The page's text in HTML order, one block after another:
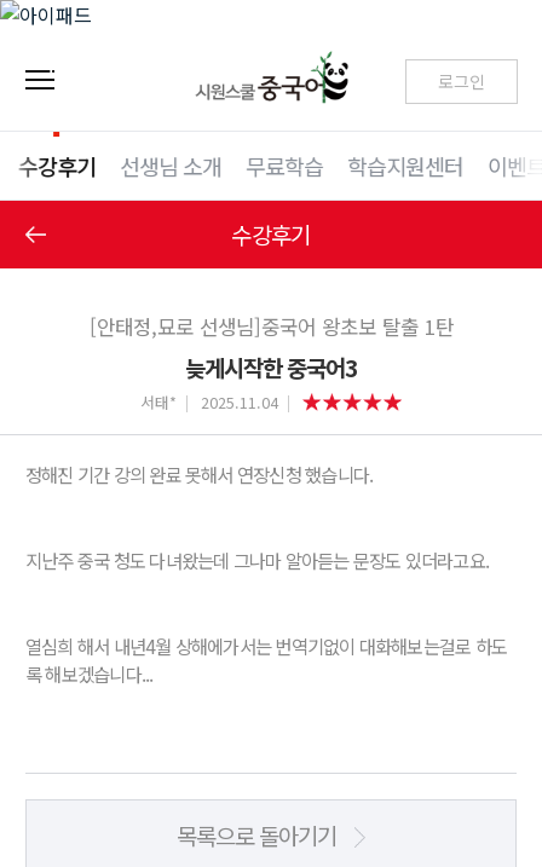
로그인
수강후기 선생님 소개 무료학습 학습지원센터 이벤
수강후기
[안태정,묘로 선생님]중국어 왕초보 탈출 1탄
늦게시작한 중국어3
서태* 2025.11.04
정해진 기간 강의 완료 못해서 연장신청 했습니다.
지난주 중국 청도 다녀왔는데 그나마 알아듣는 문장도 있더라고요.
열심희 해서 내년4월 상해에가서는 번역기없이 대화해보는걸로 하도
록 해보겠습니다...
목록으로 돌아기기